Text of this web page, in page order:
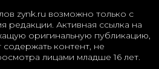
zynk.ru возможно только с
редакции. Активная ссылка на
оригинальную публикацию,
контент, не
лицами младше 16 лет.